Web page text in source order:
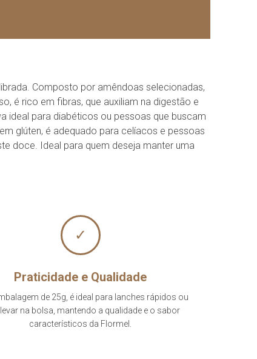
Composto por amêndoas selecionadas,
é rico em fibras, que auxiliam na digestão e
ideal para diabéticos ou pessoas que buscam
glúten, é adequado para celíacos e pessoas
doce. Ideal para quem deseja manter uma
✓
Praticidade e Qualidade
de 25g, é ideal para lanches rápidos ou
na bolsa, mantendo a qualidade e o sabor
característicos da Flormel.